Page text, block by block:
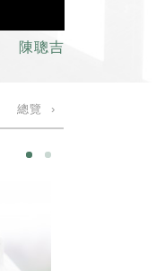
陳聰吉
總覽 ›